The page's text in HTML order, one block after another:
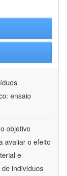
ensaio
objetivo
avaliar o efeito
e
indivíduos